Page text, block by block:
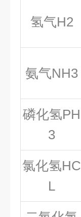
氢气H2
氨气NH3
磷化氢PH
3
氯化氢HC
L